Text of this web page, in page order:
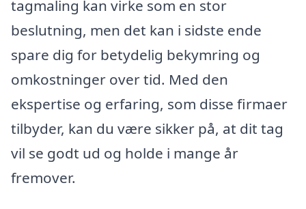
tagmaling kan virke som en stor
beslutning, men det kan i sidste ende
spare dig for betydelig bekymring og
omkostninger over tid. Med den
ekspertise og erfaring, som disse firmaer
tilbyder, kan du være sikker på, at dit tag
vil se godt ud og holde i mange år
fremover.